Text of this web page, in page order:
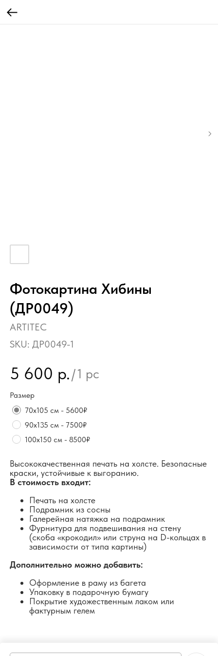
Фотокартина Хибины
(ДР0049)
ARTITEC
SKU: ДР0049-1
5 600 р./1 pc
Размер
70х105 см - 5600₽
90х135 см - 7500₽
100х150 см - 8500₽
Высококачественная печать на холсте. Безопасные
краски, устойчивые к выгоранию.
В стоимость входит:
Печать на холсте
Подрамник из сосны
Галерейная натяжка на подрамник
Фурнитура для подвешивания на стену
(скоба «крокодил» или струна на D-кольцах в
зависимости от типа картины)
Дополнительно можно добавить:
Оформление в раму из багета
Упаковку в подарочную бумагу
Покрытие художественным лаком или
фактурным гелем